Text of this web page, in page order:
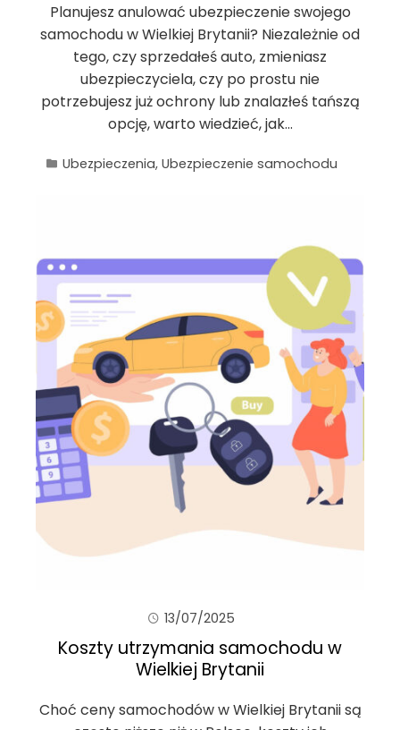
Planujesz anulować ubezpieczenie swojego
samochodu w Wielkiej Brytanii? Niezależnie od
tego, czy sprzedałeś auto, zmieniasz
ubezpieczyciela, czy po prostu nie
potrzebujesz już ochrony lub znalazłeś tańszą
opcję, warto wiedzieć, jak…
Ubezpieczenia, Ubezpieczenie samochodu
13/07/2025
Koszty utrzymania samochodu w
Wielkiej Brytanii
Choć ceny samochodów w Wielkiej Brytanii są